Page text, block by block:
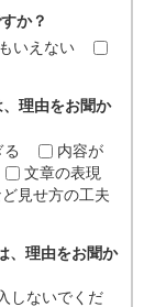
か？
いえない
理由をお聞か
る
内容が
文章の表現
見せ方の工夫
、理由をお聞か
しないでくだ